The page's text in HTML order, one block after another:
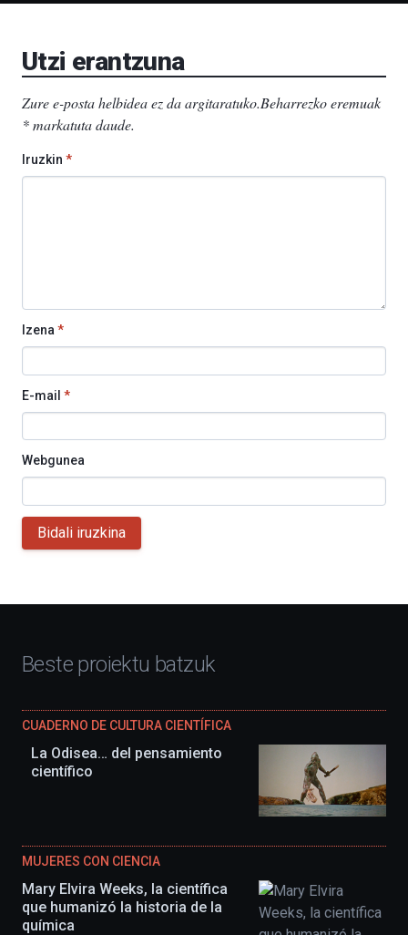
Utzi erantzuna
Zure e-posta helbidea ez da argitaratuko.Beharrezko eremuak
*markatuta daude.
Iruzkin *
Izena*
E-mail *
Webgunea
Bidali iruzkina
Beste proiektu batzuk
CUADERNO DE CULTURA CIENTÍFICA
La Odisea… del pensamiento
científico
MUJERES CON CIENCIA
Mary Elvira Weeks, la científica
que humanizó la historia de la
química